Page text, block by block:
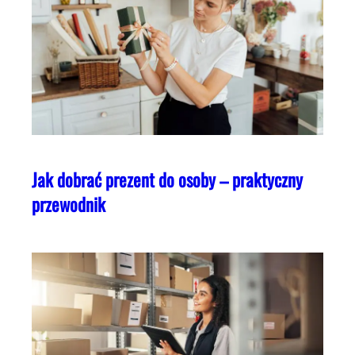
Jak dobrać prezent do osoby – praktyczny
przewodnik